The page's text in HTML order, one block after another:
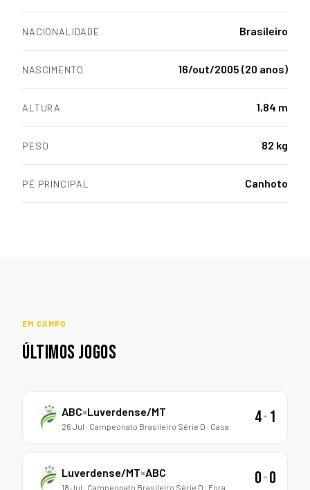
NACIONALIDADE Brasileiro
NASCIMENTO 16/out/2005 (20 anos)
ALTURA 1,84 m
PESO 82 kg
PÉ PRINCIPAL Canhoto
EM CAMPO
ÚLTIMOS JOGOS
ABC×Luverdense/MT
26 Jul · Campeonato Brasileiro Série D · Casa 4-1
Luverdense/MT×ABC
18 Jul · Campeonato Brasileiro Série D · Fora 0-0